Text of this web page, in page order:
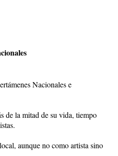
Nacionales e
de la mitad de su vida, tiempo
aunque no como artista sino